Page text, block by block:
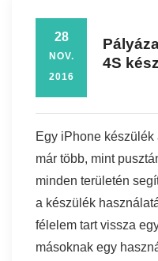
28
NOV.
2016
4S
Egy iPhone
már több, mint
minden területén
a készülék
félelem tart vissza
másoknak egy